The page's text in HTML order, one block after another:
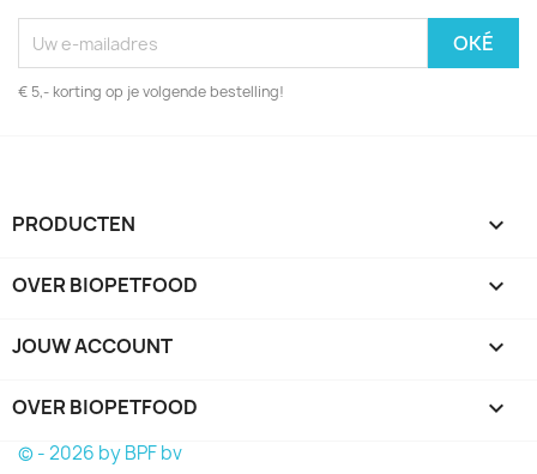
€ 5,- korting op je volgende bestelling!
PRODUCTEN 
OVER BIOPETFOOD 
JOUW ACCOUNT 
OVER BIOPETFOOD keyboard_arrow_down
© - 2026 by BPF bv